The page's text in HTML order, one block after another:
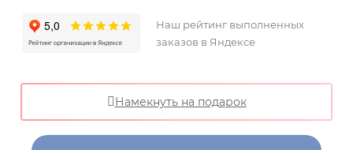
Наш рейтинг выполненных
заказов в Яндексе
Намекнуть на подарок